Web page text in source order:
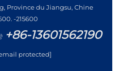
Province du Jiangsu, Chine
-215600
+86-13601562190
protected]